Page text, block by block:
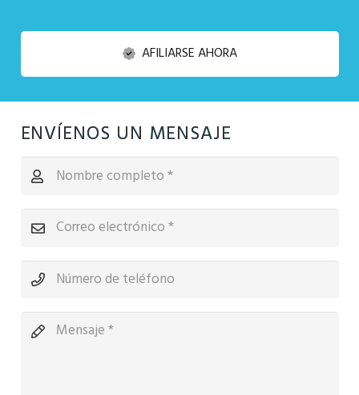
AFILIARSE AHORA
ENVÍENOS UN MENSAJE